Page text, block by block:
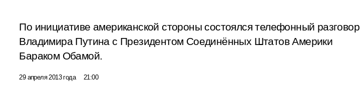
По инициативе американской стороны состоялся телефонный разговор
Владимира Путина с Президентом Соединённых Штатов Америки
Бараком Обамой.
29 апреля 2013 года 21:00